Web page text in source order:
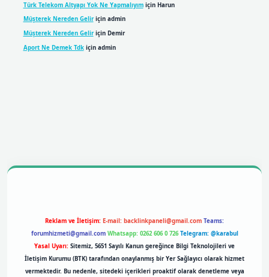
Türk Telekom Altyapı Yok Ne Yapmalıyımiçin Harun
Müşterek Nereden Geliriçin admin
Müşterek Nereden Geliriçin Demir
Aport Ne Demek Tdkiçin admin
Reklam ve İletişim: E-mail: backlinkpaneli@gmail.com Teams:
forumhizmeti@gmail.com Whatsapp: 0262 606 0 726 Telegram: @karabul
Yasal Uyarı: Sitemiz, 5651 Sayılı Kanun gereğince Bilgi Teknolojileri ve
İletişim Kurumu (BTK) tarafından onaylanmış bir Yer Sağlayıcı olarak hizmet
vermektedir. Bu nedenle, sitedeki içerikleri proaktif olarak denetleme veya